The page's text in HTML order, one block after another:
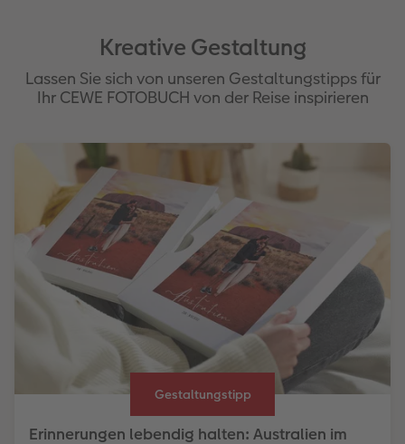
Kreative Gestaltung
Lassen Sie sich von unseren Gestaltungstipps für
Ihr CEWE FOTOBUCH von der Reise inspirieren
Gestaltungstipp
Erinnerungen lebendig halten: Australien im